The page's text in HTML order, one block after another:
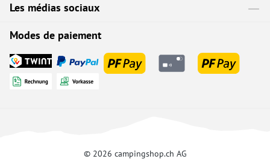
Les médias sociaux
Modes de paiement
© 2026 campingshop.ch AG